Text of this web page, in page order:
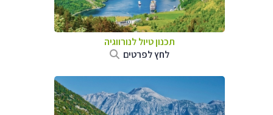
תכנון טיול לנורווגיה
לחץ לפרטים